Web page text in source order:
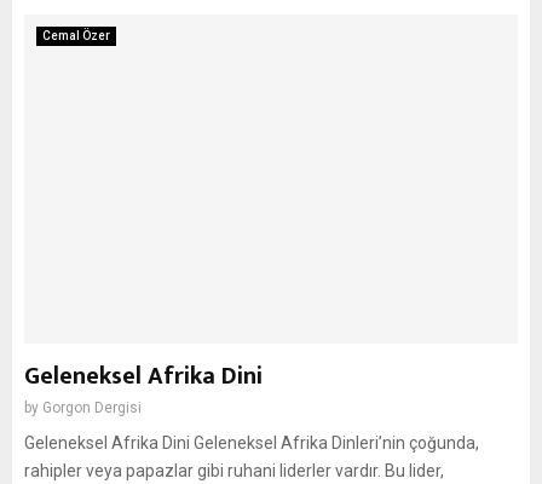
Cemal Özer
Geleneksel Afrika Dini
by Gorgon Dergisi
Geleneksel Afrika Dini Geleneksel Afrika Dinleri’nin çoğunda,
rahipler veya papazlar gibi ruhani liderler vardır. Bu lider,